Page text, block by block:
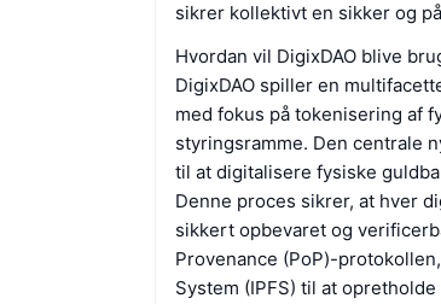
sikrer kollektivt en sikker og
Hvordan vil DigixDAO blive
DigixDAO spiller en
med fokus på tokenisering af
styringsramme. Den centrale
til at digitalisere fysiske
Denne proces sikrer, at hver
sikkert opbevaret og
Provenance (PoP)-
System (IPFS) til at